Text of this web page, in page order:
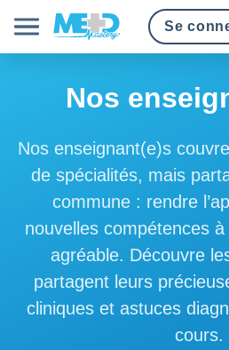
Obtenir des crédits
Établissements
Français
Se
Nos
Nos enseignant(e)s
de spécialités, mais
commune : rendre
nouvelles compétences
agréable. Découvre
partagent leurs
cliniques et astuces
cours.